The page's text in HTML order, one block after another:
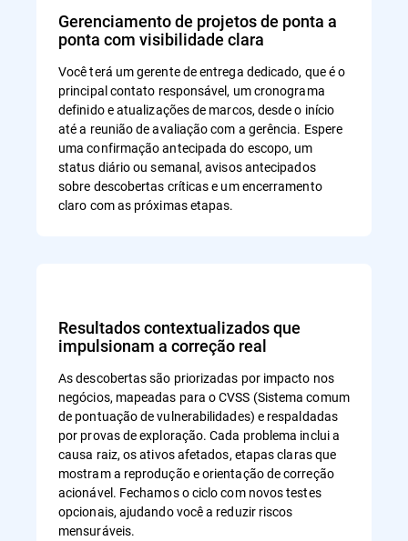
Gerenciamento de projetos de ponta a
ponta com visibilidade clara
Você terá um gerente de entrega dedicado, que é o
principal contato responsável, um cronograma
definido e atualizações de marcos, desde o início
até a reunião de avaliação com a gerência. Espere
uma confirmação antecipada do escopo, um
status diário ou semanal, avisos antecipados
sobre descobertas críticas e um encerramento
claro com as próximas etapas.
Resultados contextualizados que
impulsionam a correção real
As descobertas são priorizadas por impacto nos
negócios, mapeadas para o CVSS (Sistema comum
de pontuação de vulnerabilidades) e respaldadas
por provas de exploração. Cada problema inclui a
causa raiz, os ativos afetados, etapas claras que
mostram a reprodução e orientação de correção
acionável. Fechamos o ciclo com novos testes
opcionais, ajudando você a reduzir riscos
mensuráveis.